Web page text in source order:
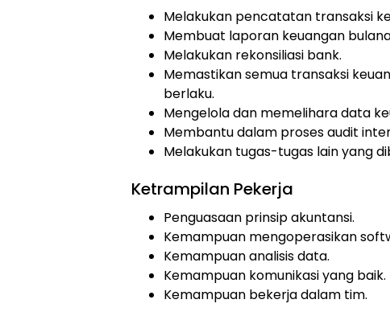
Melakukan pencatatan transaksi
Membuat laporan keuangan
Melakukan rekonsiliasi bank.
Memastikan semua transaksi
berlaku.
Mengelola dan memelihara data
Membantu dalam proses audit
Melakukan tugas-tugas lain yang
Ketrampilan Pekerja
Penguasaan prinsip akuntansi.
Kemampuan mengoperasikan
Kemampuan analisis data.
Kemampuan komunikasi yang baik.
Kemampuan bekerja dalam tim.